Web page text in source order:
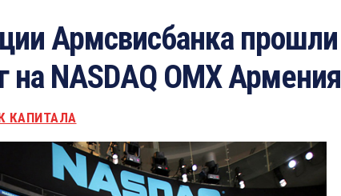
Армсвисбанка прошли
на NASDAQ OMX Армения
КАПИТАЛА